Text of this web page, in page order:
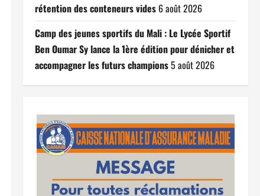
rétention des conteneurs vides 6 août 2026
Camp des jeunes sportifs du Mali : Le Lycée Sportif
Ben Oumar Sy lance la 1ère édition pour dénicher et
accompagner les futurs champions5 août 2026